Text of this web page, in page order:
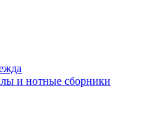
и нотные сборники